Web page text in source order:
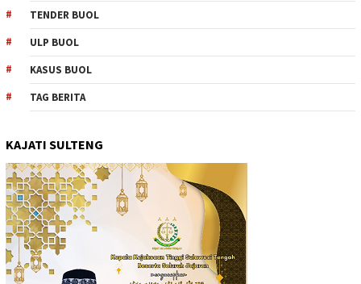
TENDER BUOL
ULP BUOL
KASUS BUOL
TAG BERITA
KAJATI SULTENG